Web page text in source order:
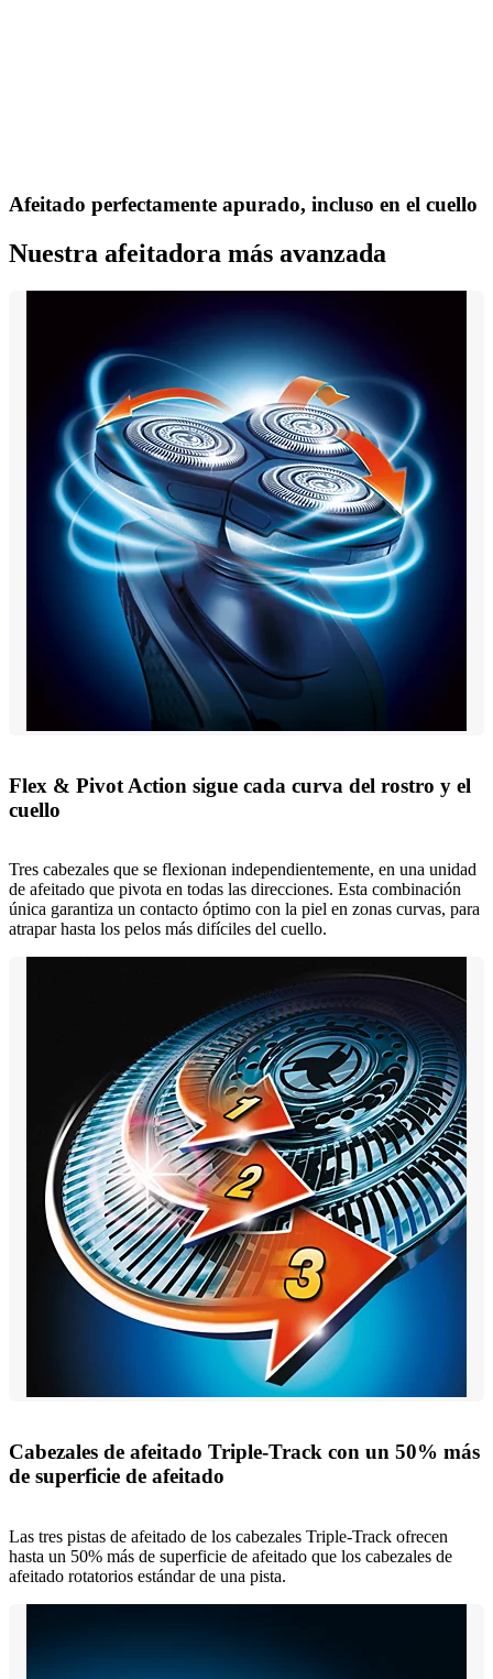
Afeitado perfectamente apurado, incluso en el cuello
Nuestra afeitadora más avanzada
Flex & Pivot Action sigue cada curva del rostro y el
cuello
Tres cabezales que se flexionan independientemente, en una unidad
de afeitado que pivota en todas las direcciones. Esta combinación
única garantiza un contacto óptimo con la piel en zonas curvas, para
atrapar hasta los pelos más difíciles del cuello.
Cabezales de afeitado Triple-Track con un 50% más
de superficie de afeitado
Las tres pistas de afeitado de los cabezales Triple-Track ofrecen
hasta un 50% más de superficie de afeitado que los cabezales de
afeitado rotatorios estándar de una pista.